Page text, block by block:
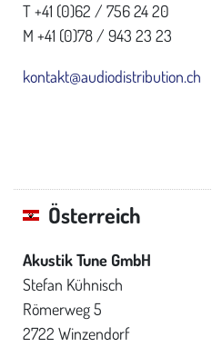
T +41 (0)62 / 756 24 20
M +41 (0)78 / 943 23 23
kontakt@audiodistribution.ch
Österreich
Akustik Tune GmbH
Stefan Kühnisch
Römerweg 5
2722 Winzendorf